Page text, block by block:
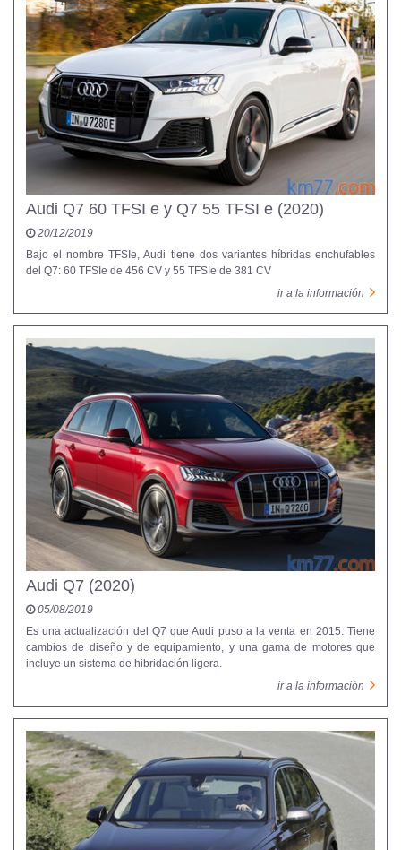
Audi Q7 60 TFSI e y Q7 55 TFSI e (2020)
20/12/2019
Bajo el nombre TFSIe, Audi tiene dos variantes híbridas enchufables
del Q7: 60 TFSIe de 456 CV y 55 TFSIe de 381 CV
ir a la información
Audi Q7 (2020)
05/08/2019
Es una actualización del Q7 que Audi puso a la venta en 2015. Tiene
cambios de diseño y de equipamiento, y una gama de motores que
incluye un sistema de hibridación ligera.
ir a la información